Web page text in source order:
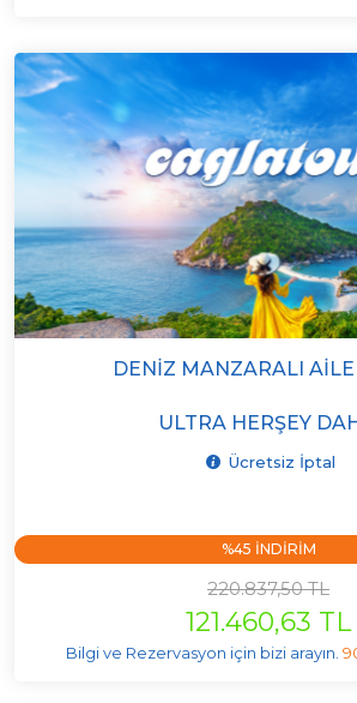
DENIZ MANZARALI
ULTRA HERŞEY
Ücretsiz İptal
%45 INDIRIM
220.837,50 TL
121.460,63 TL
Bilgi ve Rezervasyon için bizi arayın.